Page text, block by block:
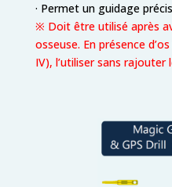
· Permet un guidage
※ Doit être utilisé après
osseuse. En présence
IV), l’utiliser sans rajouter